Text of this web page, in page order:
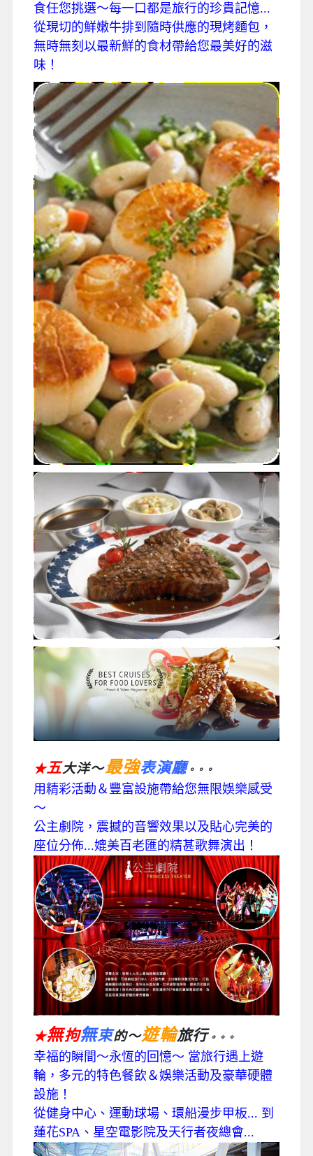
食任您挑選～每一口都是旅行的珍貴記憶...
從現切的鮮嫩牛排到隨時供應的現烤麵包，
無時無刻以最新鮮的食材帶給您最美好的滋
味！
★五大洋～最強表演廳。。。
用精彩活動＆豐富設施帶給您無限娛樂感受
～
公主劇院，震撼的音響效果以及貼心完美的
座位分佈...媲美百老匯的精甚歌舞演出！
★無拘無束的～遊輪旅行。。。
幸福的瞬間～永恆的回憶～ 當旅行遇上遊
輪，多元的特色餐飲＆娛樂活動及豪華硬體
設施！
從健身中心、運動球場、環船漫步甲板... 到
蓮花SPA、星空電影院及天行者夜總會...